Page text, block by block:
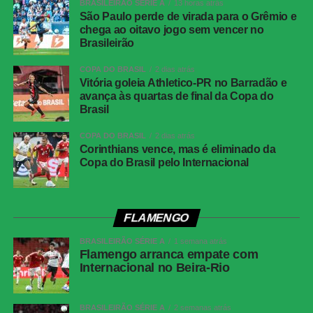
BRASILEIRÃO SÉRIE A 13 horas atrás
São Paulo perde de virada para o Grêmio e
chega ao oitavo jogo sem vencer no
Brasileirão
COPA DO BRASIL 2 dias atrás
Vitória goleia Athletico-PR no Barradão e
avança às quartas de final da Copa do
Brasil
COPA DO BRASIL 2 dias atrás
Corinthians vence, mas é eliminado da
Copa do Brasil pelo Internacional
FLAMENGO
BRASILEIRÃO SÉRIE A 1 semana atrás
Flamengo arranca empate com
Internacional no Beira-Rio
BRASILEIRÃO SÉRIE A 2 semanas atrás